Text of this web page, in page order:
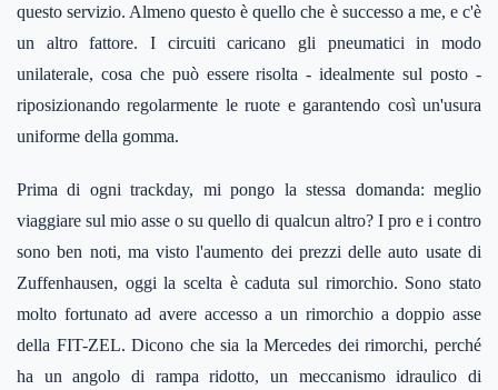
questo servizio. Almeno questo è quello che è successo a me, e c'è
un altro fattore. I circuiti caricano gli pneumatici in modo
unilaterale, cosa che può essere risolta - idealmente sul posto -
riposizionando regolarmente le ruote e garantendo così un'usura
uniforme della gomma.
Prima di ogni trackday, mi pongo la stessa domanda: meglio
viaggiare sul mio asse o su quello di qualcun altro? I pro e i contro
sono ben noti, ma visto l'aumento dei prezzi delle auto usate di
Zuffenhausen, oggi la scelta è caduta sul rimorchio. Sono stato
molto fortunato ad avere accesso a un rimorchio a doppio asse
della FIT-ZEL. Dicono che sia la Mercedes dei rimorchi, perché
ha un angolo di rampa ridotto, un meccanismo idraulico di